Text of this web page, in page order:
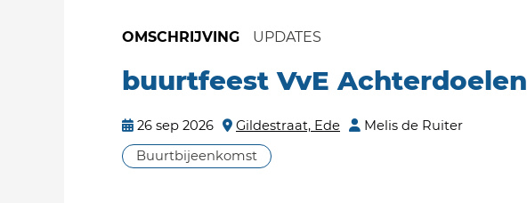
OMSCHRIJVING UPDATES
buurtfeest VvE Achterdoelen
26 sep 2026 Gildestraat, Ede
Melis de Ruiter
Buurtbijeenkomst